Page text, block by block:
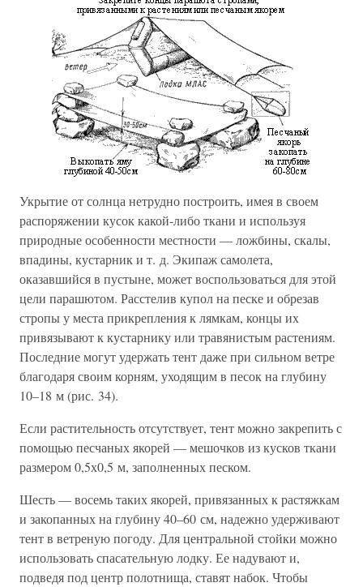
Укрытие от солнца нетрудно построить, имея в своем
распоряжении кусок какой-либо ткани и используя
природные особенности местности — ложбины, скалы,
впадины, кустарник и т. д. Экипаж самолета,
оказавшийся в пустыне, может воспользоваться для этой
цели парашютом. Расстелив купол на песке и обрезав
стропы у места прикрепления к лямкам, концы их
привязывают к кустарнику или травянистым растениям.
Последние могут удержать тент даже при сильном ветре
благодаря своим корням, уходящим в песок на глубину
10–18 м (рис. 34).
Если растительность отсутствует, тент можно закрепить с
помощью песчаных якорей — мешочков из кусков ткани
размером 0,5х0,5 м, заполненных песком.
Шесть — восемь таких якорей, привязанных к растяжкам
и закопанных на глубину 40–60 см, надежно удерживают
тент в ветреную погоду. Для центральной стойки можно
использовать спасательную лодку. Ее надувают и,
подведя под центр полотнища, ставят набок. Чтобы